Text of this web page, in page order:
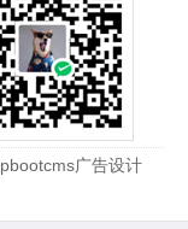
pbootcms广告设计